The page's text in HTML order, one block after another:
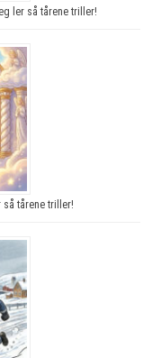
ler så tårene triller!
så tårene triller!